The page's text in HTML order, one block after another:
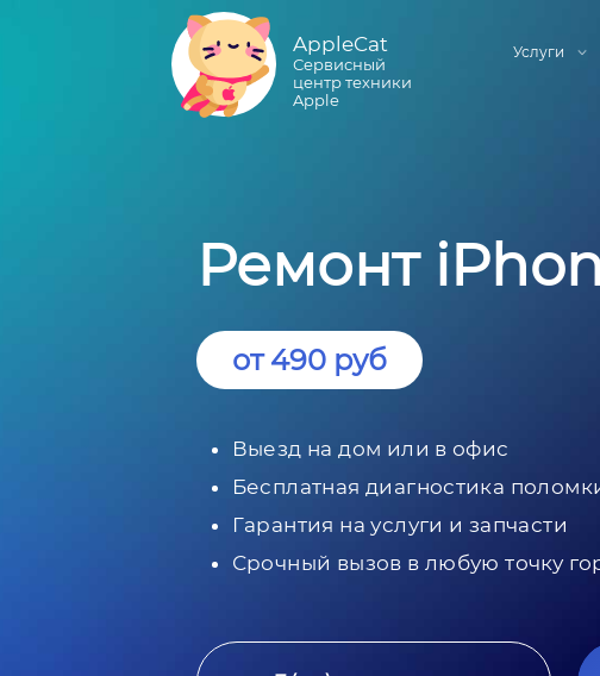
AppleCat
Сервисный
центр техники
Apple
Услуги
Ремонт
от 490 руб
Выезд на дом или в офис
Бесплатная диагностика
Гарантия на услуги и запчасти
Срочный вызов в любую точку